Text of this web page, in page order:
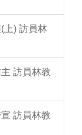
上) 訪員林
訪員林教
訪員林教